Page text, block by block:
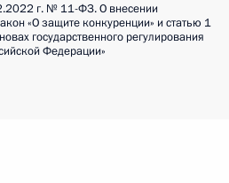
г. № 11-ФЗ. О внесении
«О защите конкуренции» и статью 1
государственного регулирования
Федерации»